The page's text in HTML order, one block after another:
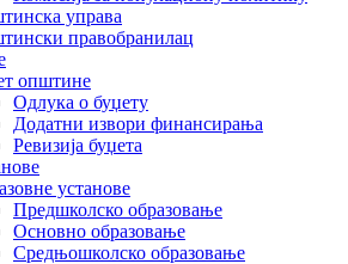
управа
правобранилац
општине
Одлука о буџету
Додатни извори финансирања
Ревизија буџета
установе
Предшколско образовање
Основно образовање
Средњошколско образовање